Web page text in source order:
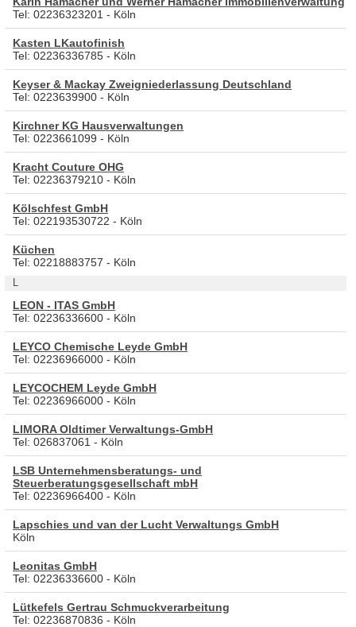
Tel: 02236323201 - Köln
Kasten LKautofinish
Tel: 02236336785 - Köln
Keyser & Mackay Zweigniederlassung Deutschland
Tel: 0223639900 - Köln
Kirchner KG Hausverwaltungen
Tel: 0223661099 - Köln
Kracht Couture OHG
Tel: 02236379210 - Köln
Kölschfest GmbH
Tel: 022193530722 - Köln
Küchen
Tel: 02218883757 - Köln
LEON - ITAS GmbH
Tel: 02236336600 - Köln
LEYCO Chemische Leyde GmbH
Tel: 02236966000 - Köln
LEYCOCHEM Leyde GmbH
Tel: 02236966000 - Köln
LIMORA Oldtimer Verwaltungs-GmbH
Tel: 026837061 - Köln
LSB Unternehmensberatungs- und
Steuerberatungsgesellschaft mbH
Tel: 02236966400 - Köln
Lapschies und van der Lucht Verwaltungs GmbH
Köln
Leonitas GmbH
Tel: 02236336600 - Köln
Lütkefels Gertrau Schmuckverarbeitung
Tel: 02236870836 - Köln